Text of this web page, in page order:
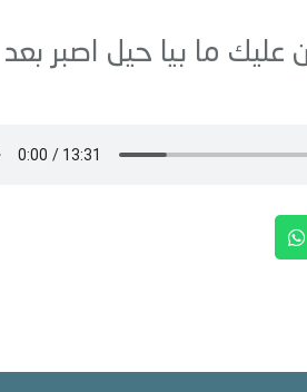
ما بيا حيل اصبر بعد